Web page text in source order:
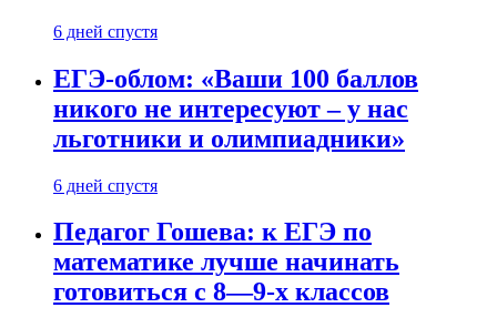
6 дней спустя
ЕГЭ-облом: «Ваши 100 баллов
никого не интересуют – у нас
льготники и олимпиадники»
6 дней спустя
Педагог Гошева: к ЕГЭ по
математике лучше начинать
готовиться с 8—9-х классов